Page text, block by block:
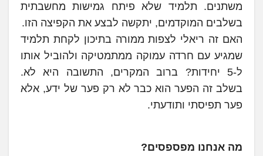
משתנים. תלמיד שלא פיתח גמישות מחשבתית
בשלבים המוקדמים, יתקשה לבצע את הקפיצה הזו.
האם זה ריאלי לצפות ממורה בתיכון לקחת תלמיד
שמגיע עם חרדה עמוקה ממתמטיקה ולהוביל אותו
ל-5 יחידות? ברוב המקרים, התשובה היא לא.
בשלב זה הפער הוא כבר לא רק פער של ידע, אלא
פער תפיסתי ותודעתי.
מה אנחנו מפספסים?